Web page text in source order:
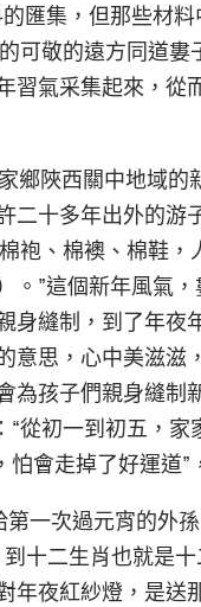
匯集，但那些材
可敬的遠方同道
習氣采集起來，從
鄉陜西關中地域的
二十多年出外的游
袍、棉襖、棉鞋，
。”這個新年風氣
身縫制，到了年夜
意思，心中美滋滋
為孩子們親身縫制
從初一到初五，家
會走掉了好運道”
第一次過元宵的外
十二生肖也就是
年夜紅紗燈，是送